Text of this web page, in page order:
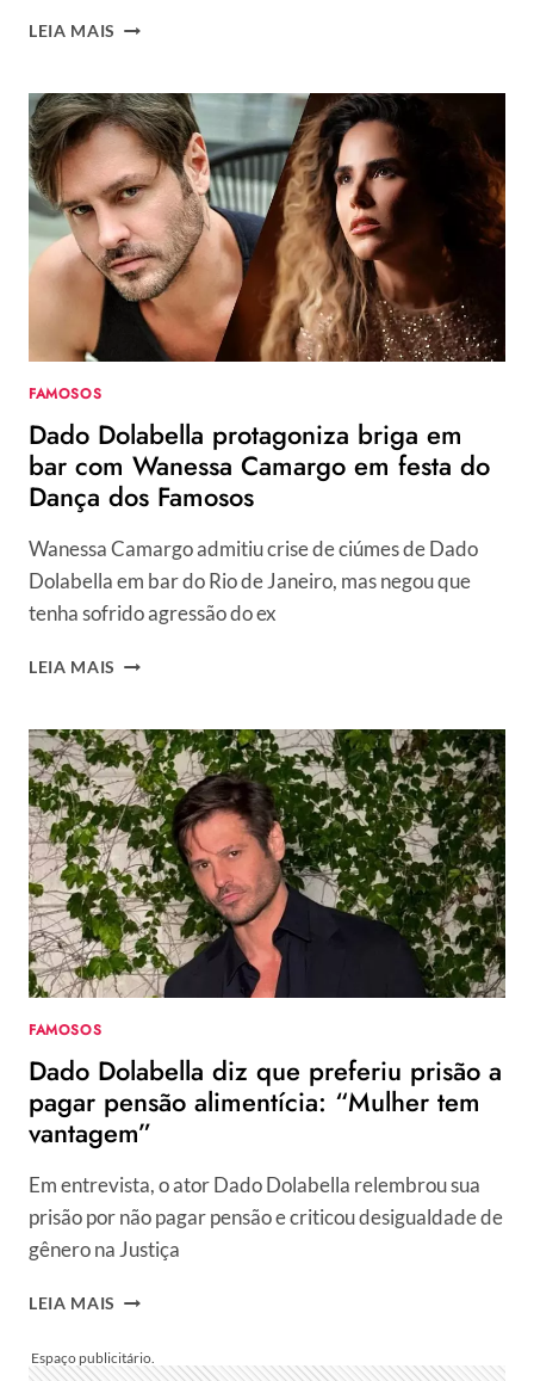
LEIA MAIS COM
DADO
DOLABELLA,
DANÇA
DOS
FAMOSOS
ENCERRA
FASE
DE
GRUPOS
ARTISTAS
REPESCAGEM
FAMOSOS
Dado Dolabella protagoniza briga em
bar com Wanessa Camargo em festa do
Dança dos Famosos
Wanessa Camargo admitiu crise de ciúmes de Dado
Dolabella em bar do Rio de Janeiro, mas negou que
tenha sofrido agressão do ex
LEIA MAIS DADO
BRIGA
EM
BAR
COM
WANESSA
CAMARGO
EM
FESTA
DO
DANÇA
DOS
FAMOSOS
Dado Dolabella diz que preferiu prisão a
pagar pensão alimentícia: “Mulher tem
vantagem”
Em entrevista, o ator Dado Dolabella relembrou sua
prisão por não pagar pensão e criticou desigualdade de
gênero na Justiça
LEIA MAIS DADO
QUE